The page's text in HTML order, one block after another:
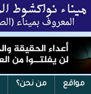
مواقع من نحن؟